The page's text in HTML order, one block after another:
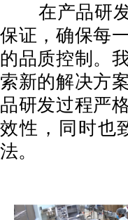
在产品研发
保证，确保每
的品质控制。
索新的解决方
品研发过程严
效性，同时也
法。